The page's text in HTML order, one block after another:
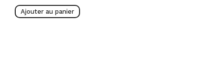
Ajouter au panier